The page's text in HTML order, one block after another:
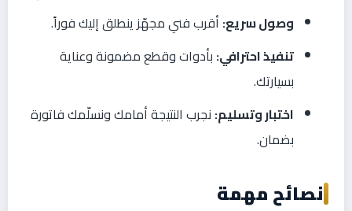
وصول سريع: أقرب فني مجهّز ينطلق إليك فوراً.
تنفيذ احترافي: بأدوات وقطع مضمونة وعناية
بسيارتك.
اختبار وتسليم: نجرب النتيجة أمامك ونسلّمك فاتورة
بضمان.
نصائح مهمة